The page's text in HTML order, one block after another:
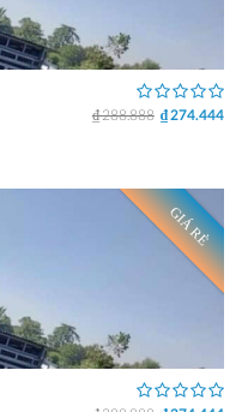
₫ 288.888 ₫ 274.444
GIÁ RẺ